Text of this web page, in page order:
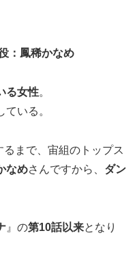
：鳳稀かなめ
る女性。
いる。
まで、宙組のトップス
なめさんですから、 ダン
』の第10話以来となり